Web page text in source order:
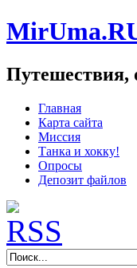
Путешествия,
Главная
Карта сайта
Миссия
Танка и хокку!
Опросы
Депозит файлов